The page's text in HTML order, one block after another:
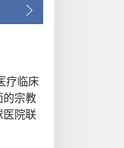
疗临床
的宗教
医院联